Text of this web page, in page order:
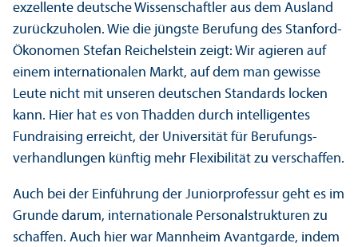
exzellente deutsche Wissenschaft­ler aus dem Ausland
zurückzuholen. Wie die jüngste Berufung des Stanford-
Ökonomen Stefan Reichelstein zeigt: Wir agieren auf
einem internationalen Markt, auf dem man gewisse
Leute nicht mit unseren deutschen Standards locken
kann. Hier hat es von Thadden durch intelligentes
Fundraising erreicht, der Universität für Berufungs­
verhandlungen künftig mehr Flexibilität zu verschaffen.
Auch bei der Einführung der Junior­professur geht es im
Grunde darum, internationale Personalstrukturen zu
schaffen. Auch hier war Mannheim Avantgarde, indem